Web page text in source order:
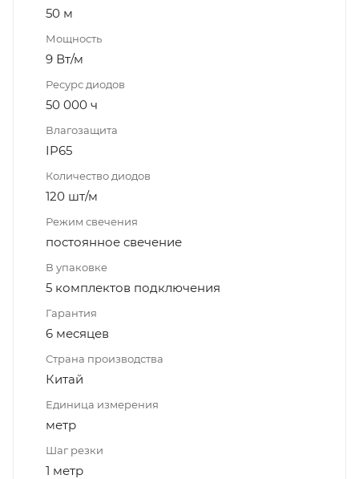
50 м
Мощность
9 Вт/м
Ресурс диодов
50 000 ч
Влагозащита
IP65
Количество диодов
120 шт/м
Режим свечения
постоянное свечение
В упаковке
5 комплектов подключения
Гарантия
6 месяцев
Страна производства
Китай
Единица измерения
метр
Шаг резки
1 метр